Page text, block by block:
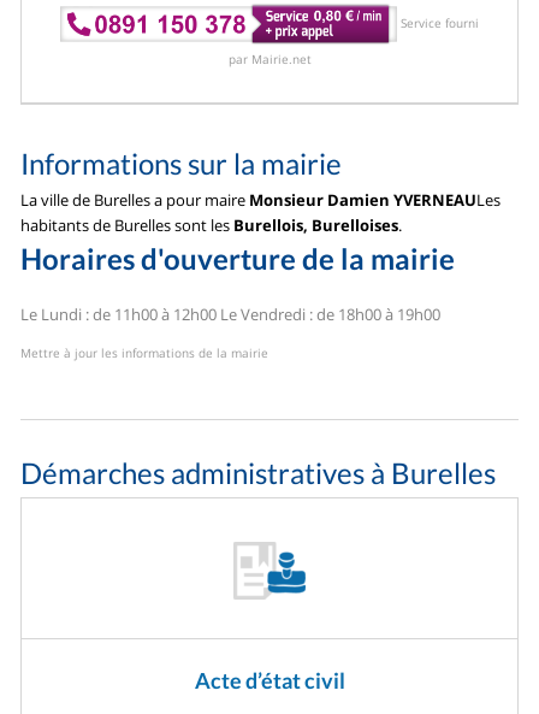
Service fourni
par Mairie.net
Informations sur la mairie
La ville de Burelles a pour maire Monsieur Damien YVERNEAULes
habitants de Burelles sont les Burellois, Burelloises.
Horaires d'ouverture de la mairie
Le Lundi : de 11h00 à 12h00 Le Vendredi : de 18h00 à 19h00
Mettre à jour les informations de la mairie
Démarches administratives à Burelles
Acte d’état civil